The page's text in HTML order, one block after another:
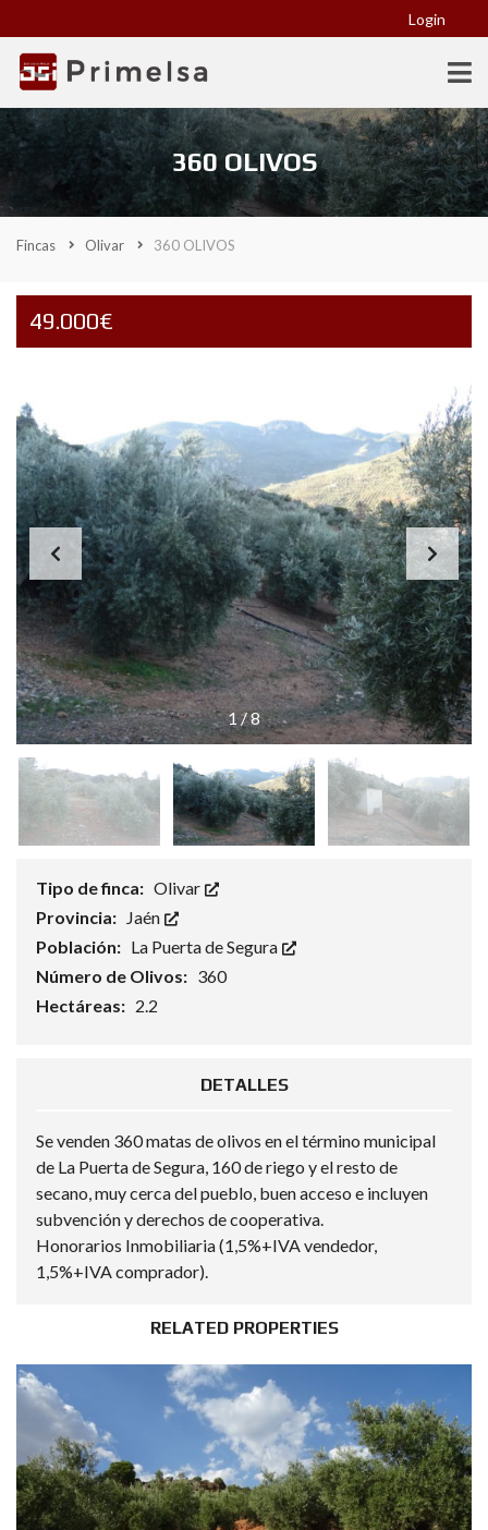
Login
360 OLIVOS
Fincas Olivar 360 OLIVOS
49.000€
1/8
Tipo de finca: Olivar
Provincia: Jaén
Población: La Puerta de Segura
Número de Olivos: 360
Hectáreas: 2.2
DETALLES
Se venden 360 matas de olivos en el término municipal
de La Puerta de Segura, 160 de riego y el resto de
secano, muy cerca del pueblo, buen acceso e incluyen
subvención y derechos de cooperativa.
Honorarios Inmobiliaria (1,5%+IVA vendedor,
1,5%+IVA comprador).
RELATED PROPERTIES